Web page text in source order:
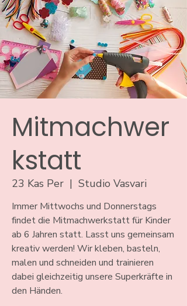
Mitmachwer
kstatt
23 Kas Per
  |
Studio Vasvari
Immer Mittwochs und Donnerstags
findet die Mitmachwerkstatt für Kinder
ab 6 Jahren statt. Lasst uns gemeinsam
kreativ werden! Wir kleben, basteln,
malen und schneiden und trainieren
dabei gleichzeitig unsere Superkräfte in
den Händen.